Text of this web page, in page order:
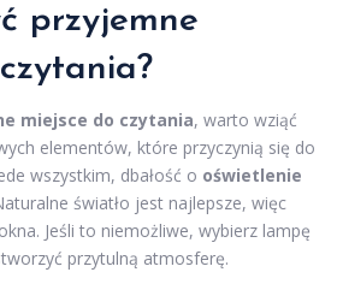
przyjemne
miejsce do czytania, warto wziąć
elementów, które przyczynią się do
wszystkim, dbałość o oświetlenie
światło jest najlepsze, więc
Jeśli to niemożliwe, wybierz lampę
przytulną atmosferę.